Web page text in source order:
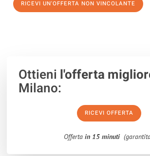
RICEVI UN'OFFERTA NON VINCOLANTE
Ottieni l'offerta
Milano:
RICEVI OFFERTA
Offerta in 15 minuti